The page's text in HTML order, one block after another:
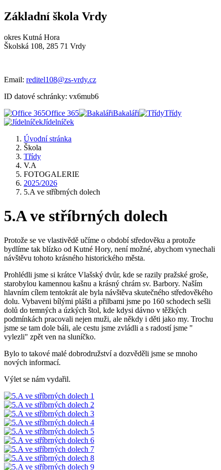
Základní škola Vrdy
okres Kutná Hora
Školská 108, 285 71 Vrdy
Email: reditel108@zs-vrdy.cz
ID datové schránky: vx6mub6
Office 365
Bakaláři
Třídy
Jídelníček
Úvodní stránka
Škola
Třídy
V.A
FOTOGALERIE
2025/2026
5.A ve stříbrných dolech
5.A ve stříbrných dolech
Protože se ve vlastivědě učíme o období středověku a protože
bydlíme tak blízko od Kutné Hory, není možné, abychom vynechali
návštěvu tohoto krásného historického města.
Prohlédli jsme si krátce Vlašský dvůr, kde se razily pražské groše,
starobylou kamennou kašnu a krásný chrám sv. Barbory. Naším
hlavním cílem tentokrát ale byla návštěva skutečného středověkého
dolu. Vybaveni bílými plášti a přilbami jsme po 160 schodech sešli
dolů do temných a úzkých štol, kde kdysi dávno v těžkých
podmínkách pracovali nejen muži, ale někdy i děti jako my. Trochu
jsme se tam dole báli, ale cestu jsme zvládli a s radostí jsme "
vylezli" zpět ven na sluníčko.
Bylo to takové malé dobrodružství a dozvěděli jsme se mnoho
nových informací.
Výlet se nám vydařil.